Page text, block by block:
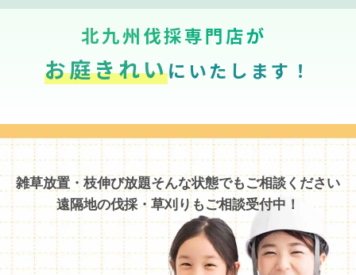
北九州伐採専門店が
お庭きれいにいたします！
雑草放置・枝伸び放題そんな状態でもご相談ください
遠隔地の伐採・草刈りもご相談受付中！